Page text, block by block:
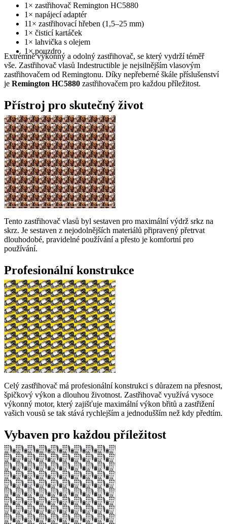
1× zastřihovač Remington HC5880
1× napájecí adaptér
11× zastřihovací hřeben (1,5–25 mm)
1× čisticí kartáček
1× lahvička s olejem
1× pouzdro
Extrémně výkonný a odolný zastřihovač, se který vydrží téměř
vše. Zastřihovač vlasů Indestructible je nejsilnějším vlasovým
zastřihovačem od Remingtonu. Díky nepřeberné škále příslušenství
je Remington HC5880 zastřihovačem pro každou příležitost.
Přístroj pro skutečný život
Tento zastřihovač vlasů byl sestaven pro maximální výdrž srkz na
skrz. Je sestaven z nejodolnějších materiálů připravený přetrvat
dlouhodobé, pravidelné používání a přesto je komfortní pro
používání.
Profesionální konstrukce
Celý zastřihovač má profesionální konstrukci s důrazem na přesnost,
špičkový výkon a dlouhou životnost. Zastřihovač využívá vysoce
výkonný motor, který zajišťuje maximální výkon břitů a zastřižení
vašich vousů se tak stává rychlejším a jednodušším než kdy předtím.
Vybaven pro každou příležitost